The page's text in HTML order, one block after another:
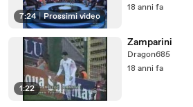
7:24 | Prossimi video
18 anni fa
1:22
Zamparini
Dragon685
18 anni fa